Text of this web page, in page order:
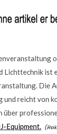
Lichttechnik ist
Die
und reicht von
über
Equipment.